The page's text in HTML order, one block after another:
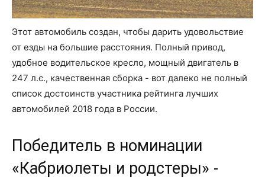
Этот автомобиль создан, чтобы дарить удовольствие
от езды на большие расстояния. Полный привод,
удобное водительское кресло, мощный двигатель в
247 л.с., качественная сборка - вот далеко не полный
список достоинств участника рейтинга лучших
автомобилей 2018 года в России.
Победитель в номинации
«Кабриолеты и родстеры» -